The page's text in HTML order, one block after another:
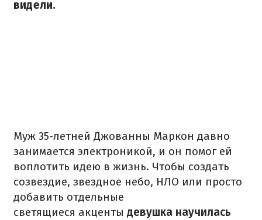
видели.
Муж 35-летней Джованны Маркон давно
занимается электроникой, и он помог ей
воплотить идею в жизнь. Чтобы создать
созвездие, звездное небо, НЛО или просто
добавить отдельные
светящиеся акценты девушка научилась